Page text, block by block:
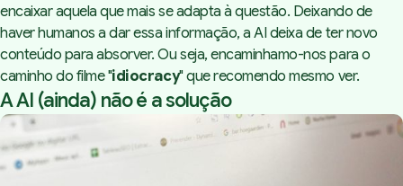
encaixar aquela que mais se adapta à questão. Deixando de
haver humanos a dar essa informação, a AI deixa de ter novo
conteúdo para absorver. Ou seja, encaminhamo-nos para o
caminho do filme "idiocracy" que recomendo mesmo ver.
A AI (ainda) não é a solução